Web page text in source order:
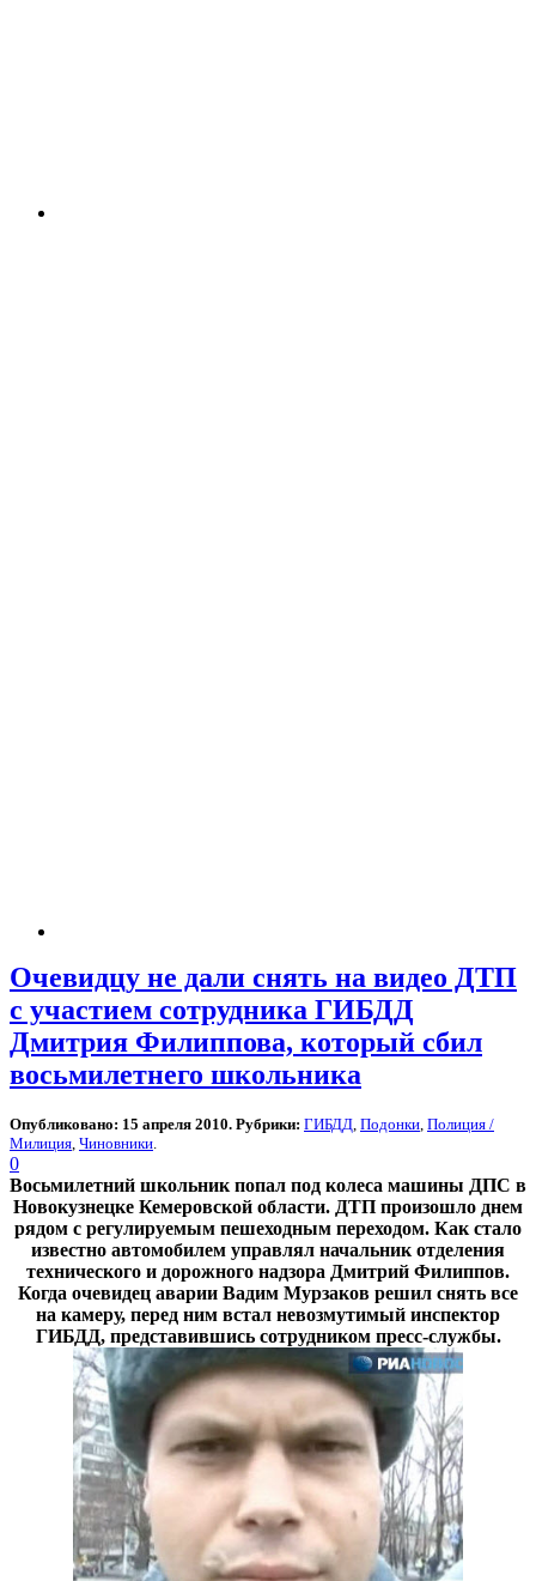
Очевидцу не дали снять на видео ДТП
с участием сотрудника ГИБДД
Дмитрия Филиппова, который сбил
восьмилетнего школьника
Опубликовано: 15 апреля 2010. Рубрики: ГИБДД Подонки Полиция /
Милиция Чиновники
0
Восьмилетний школьник попал под колеса машины ДПС в
Новокузнецке Кемеровской области. ДТП произошло днем
рядом с регулируемым пешеходным переходом. Как стало
известно автомобилем управлял начальник отделения
технического и дорожного надзора Дмитрий Филиппов.
Когда очевидец аварии Вадим Мурзаков решил снять все
на камеру, перед ним встал невозмутимый инспектор
ГИБДД, представившись сотрудником пресс-службы.